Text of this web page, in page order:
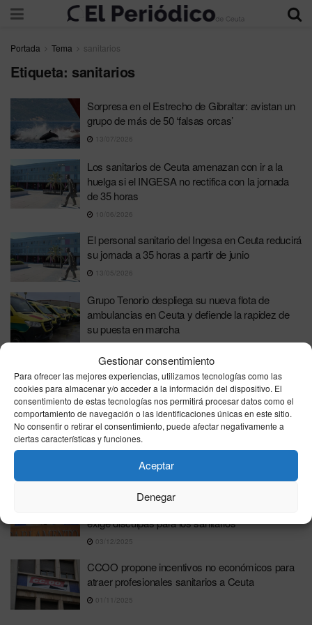
Gestionar consentimiento
Para ofrecer las mejores experiencias, utilizamos tecnologías como las
cookies para almacenar y/o acceder a la información del dispositivo. El
consentimiento de estas tecnologías nos permitirá procesar datos como el
comportamiento de navegación o las identificaciones únicas en este sitio.
No consentir o retirar el consentimiento, puede afectar negativamente a
ciertas características y funciones.
Aceptar
Denegar
Portada Tema sanitarios
Etiqueta: sanitarios
Sorpresa en el Estrecho de Gibraltar: avistan un
grupo de más de 50 ‘falsas orcas’
13/07/2026
Los sanitarios de Ceuta amenazan con ir a la
huelga si el INGESA no rectifica con la jornada
de 35 horas
10/06/2026
El personal sanitario del Ingesa en Ceuta reducirá
su jornada a 35 horas a partir de junio
13/05/2026
Grupo Tenorio despliega su nueva flota de
ambulancias en Ceuta y defiende la rapidez de
su puesta en marcha
Ceuta lanza nuevas plazas de empleo público
para perfiles técnicos y sanitarios
21/04/2026
Ceuta y Melilla, las ciudades peor evaluadas en
Sanidad según el CIS de Tezanos
La izquierda andaluza mantiene su apoyo a
exige disculpas para los sanitarios
03/12/2025
CCOO propone incentivos no económicos para
atraer profesionales sanitarios a Ceuta
01/11/2025